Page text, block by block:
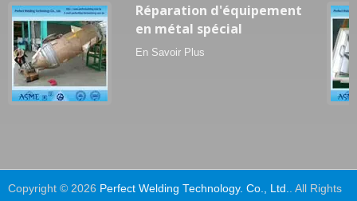
Réparation d'équipement
en métal spécial
En Savoir Plus
Copyright © 2026 Perfect Welding Technology. Co., Ltd.
. All Rights